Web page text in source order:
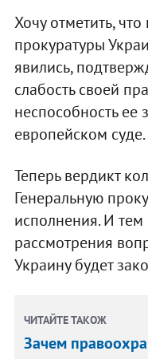
Хочу отметить,
прокуратуры
явились,
слабость своей
неспособность ее
европейском суде.
Теперь вердикт
Генеральную
исполнения. И
рассмотрения
Украину будет
ЧИТАЙТЕ ТАКОЖ
Зачем